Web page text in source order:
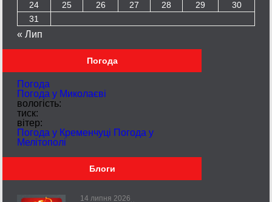
24
25 26 27 28 29
30
31
« Лип
Погода
Погода
Погода у Миколаєві
вологість:
тиск:
вітер:
Погода у Кременчуці Погода у
Мелітополі
Блоги
14 липня 2026